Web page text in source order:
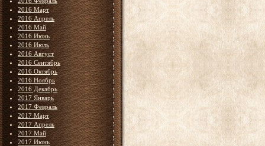
2016 Март
2016 Апрель
2016 Май
2016 Июнь
2016 Июль
2016 Август
2016 Сентябрь
2016 Октябрь
2016 Ноябрь
2016 Декабрь
2017 Январь
2017 Февраль
2017 Март
2017 Апрель
2017 Май
2017 Июнь